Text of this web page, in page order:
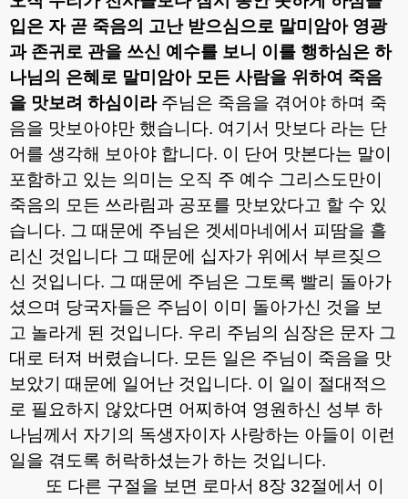
입은 자 곧 죽음의 고난 받으심으로 말미암아 영광
과 존귀로 관을 쓰신 예수를 보니 이를 행하심은 하
나님의 은혜로 말미암아 모든 사람을 위하여 죽음
을 맛보려 하심이라주님은 죽음을 겪어야 하며 죽
음을 맛보아야만 했습니다. 여기서 맛보다 라는 단
어를 생각해 보아야 합니다. 이 단어 맛본다는 말이
포함하고 있는 의미는 오직 주 예수 그리스도만이
죽음의 모든 쓰라림과 공포를 맛보았다고 할 수 있
습니다. 그 때문에 주님은 겟세마네에서 피땀을 흘
리신 것입니다 그 때문에 십자가 위에서 부르짖으
신 것입니다. 그 때문에 주님은 그토록 빨리 돌아가
셨으며 당국자들은 주님이 이미 돌아가신 것을 보
고 놀라게 된 것입니다. 우리 주님의 심장은 문자 그
대로 터져 버렸습니다. 모든 일은 주님이 죽음을 맛
보았기 때문에 일어난 것입니다. 이 일이 절대적으
로 필요하지 않았다면 어찌하여 영원하신 성부 하
나님께서 자기의 독생자이자 사랑하는 아들이 이런
일을 겪도록 허락하셨는가 하는 것입니다.
또 다른 구절을 보면 로마서 8장 32절에서 이